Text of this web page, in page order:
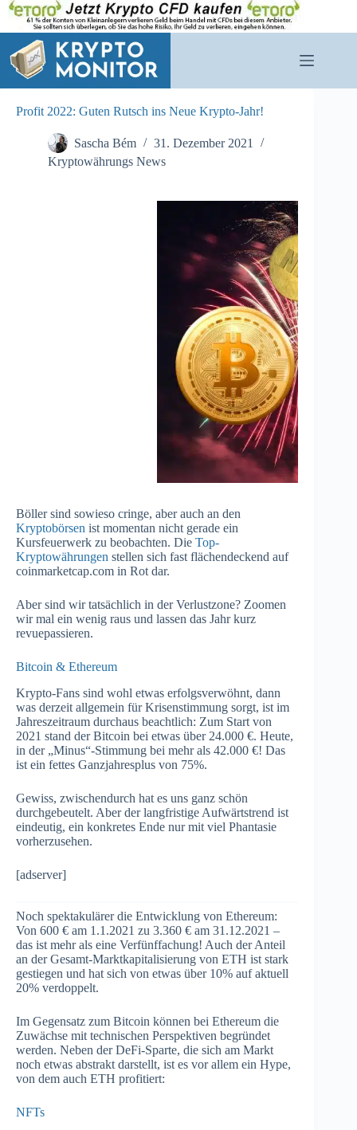
Zum
Inhalt
springen
Profit 2022: Guten Rutsch ins Neue Krypto-Jahr!
Sascha Bém
31. Dezember 2021
Kryptowährungs News
Böller sind sowieso cringe, aber auch an den
Kryptobörsen ist momentan nicht gerade ein
Kursfeuerwerk zu beobachten. Die Top-
Kryptowährungen stellen sich fast flächendeckend auf
coinmarketcap.com in Rot dar.
Aber sind wir tatsächlich in der Verlustzone? Zoomen
wir mal ein wenig raus und lassen das Jahr kurz
revuepassieren.
Bitcoin & Ethereum
Krypto-Fans sind wohl etwas erfolgsverwöhnt, dann
was derzeit allgemein für Krisenstimmung sorgt, ist im
Jahreszeitraum durchaus beachtlich: Zum Start von
2021 stand der Bitcoin bei etwas über 24.000 €. Heute,
in der „Minus“-Stimmung bei mehr als 42.000 €! Das
ist ein fettes Ganzjahresplus von 75%.
Gewiss, zwischendurch hat es uns ganz schön
durchgebeutelt. Aber der langfristige Aufwärtstrend ist
eindeutig, ein konkretes Ende nur mit viel Phantasie
vorherzusehen.
[adserver]
Noch spektakulärer die Entwicklung von Ethereum:
Von 600 € am 1.1.2021 zu 3.360 € am 31.12.2021 –
das ist mehr als eine Verfünffachung! Auch der Anteil
an der Gesamt-Marktkapitalisierung von ETH ist stark
gestiegen und hat sich von etwas über 10% auf aktuell
20% verdoppelt.
Im Gegensatz zum Bitcoin können bei Ethereum die
Zuwächse mit technischen Perspektiven begründet
werden. Neben der DeFi-Sparte, die sich am Markt
noch etwas abstrakt darstellt, ist es vor allem ein Hype,
von dem auch ETH profitiert:
NFTs